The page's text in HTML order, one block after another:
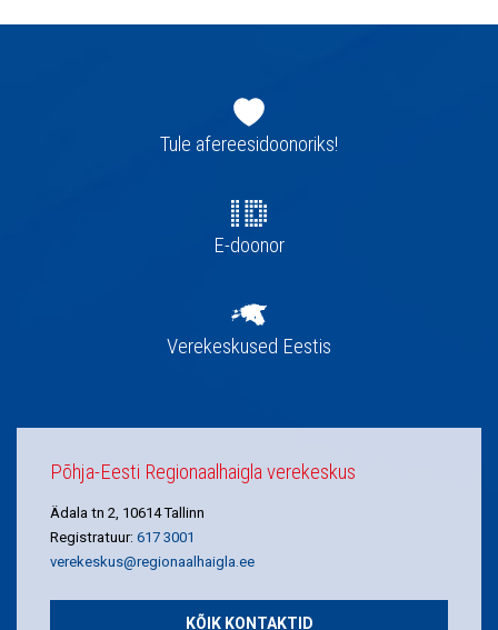
navigatsioonTule afereesidoonoriks!
E-doonor
Verekeskused Eestis
Põhja-Eesti Regionaalhaigla verekeskus
Ädala tn 2, 10614 Tallinn
Registratuur: 617 3001
verekeskus@regionaalhaigla.ee
KÕIK KONTAKTID